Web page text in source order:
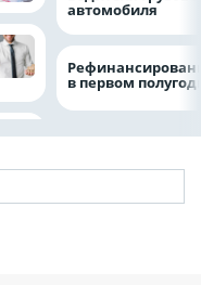
автомобиля
в первом